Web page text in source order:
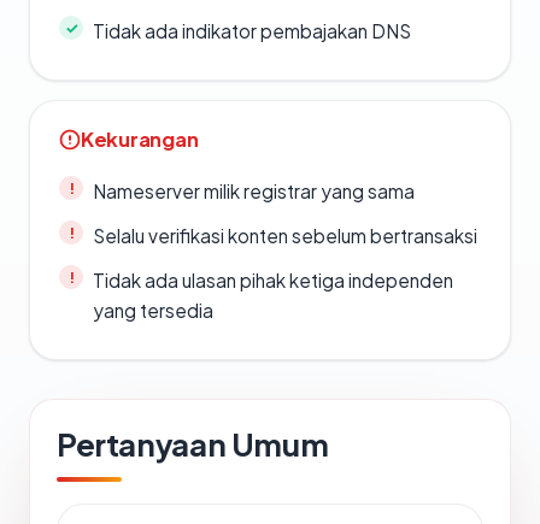
Tidak ada indikator pembajakan DNS
Kekurangan
Nameserver milik registrar yang sama
Selalu verifikasi konten sebelum bertransaksi
Tidak ada ulasan pihak ketiga independen
yang tersedia
Pertanyaan Umum